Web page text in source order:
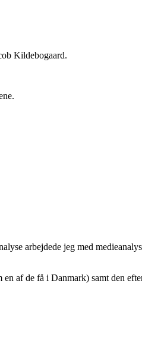
Kildebogaard.
arbejdede jeg med
af de få i Danmark) samt den